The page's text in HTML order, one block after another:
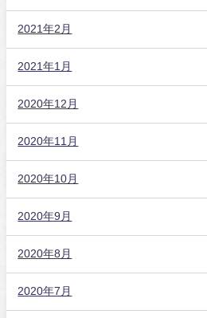
2021年2月
2021年1月
2020年12月
2020年11月
2020年10月
2020年9月
2020年8月
2020年7月